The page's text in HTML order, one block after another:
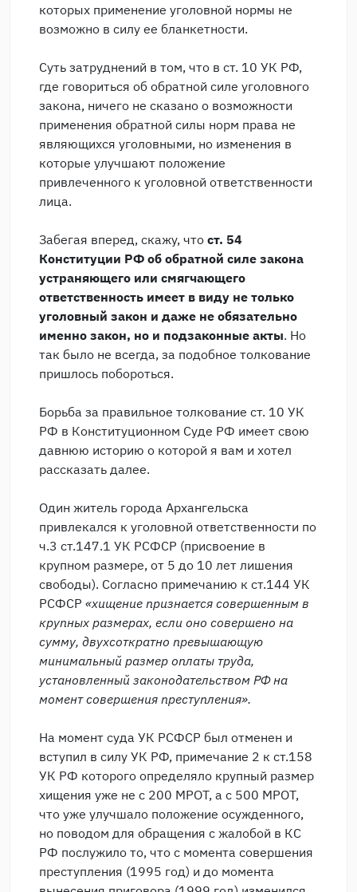
которых применение уголовной нормы не
возможно в силу ее бланкетности.
Суть затруднений в том, что в ст. 10 УК РФ,
где говориться об обратной силе уголовного
закона, ничего не сказано о возможности
применения обратной силы норм права не
являющихся уголовными, но изменения в
которые улучшают положение
привлеченного к уголовной ответственности
лица.
Забегая вперед, скажу, что ст. 54
Конституции РФ об обратной силе закона
устраняющего или смягчающего
ответственность имеет в виду не только
уголовный закон и даже не обязательно
именно закон, но и подзаконные акты. Но
так было не всегда, за подобное толкование
пришлось побороться.
Борьба за правильное толкование ст. 10 УК
РФ в Конституционном Суде РФ имеет свою
давнюю историю о которой я вам и хотел
рассказать далее.
Один житель города Архангельска
привлекался к уголовной ответственности по
ч.3 ст.147.1 УК РСФСР (присвоение в
крупном размере, от 5 до 10 лет лишения
свободы). Согласно примечанию к ст.144 УК
РСФСР «хищение признается совершенным в
крупных размерах, если оно совершено на
сумму, двухсоткратно превышающую
минимальный размер оплаты труда,
установленный законодательством РФ на
момент совершения преступления».
На момент суда УК РСФСР был отменен и
вступил в силу УК РФ, примечание 2 к ст.158
УК РФ которого определяло крупный размер
хищения уже не с 200 МРОТ, а с 500 МРОТ,
что уже улучшало положение осужденного,
но поводом для обращения с жалобой в КС
РФ послужило то, что с момента совершения
преступления (1995 год) и до момента